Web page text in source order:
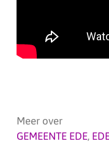
Meer over
GEMEENTE EDE,